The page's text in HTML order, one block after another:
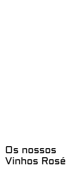
Os nossos
Vinhos Rosé